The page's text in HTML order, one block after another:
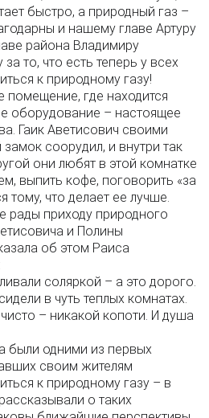
быстро, а природный газ –
и нашему главе Артуру
района Владимиру
то, что есть теперь у всех
к природному газу!
где находится
оборудование – настоящее
Гаик Аветисович своими
соорудил, и внутри так
они любят в этой комнатке
выпить кофе, поговорить «за
тому, что делает ее лучше.
рады приходу природного
и Полины
об этом Раиса
соляркой – а это дорого.
в чуть теплых комнатах.
– никакой копоти. И душа
были одними из первых
своим жителям
к природному газу – в
о таких